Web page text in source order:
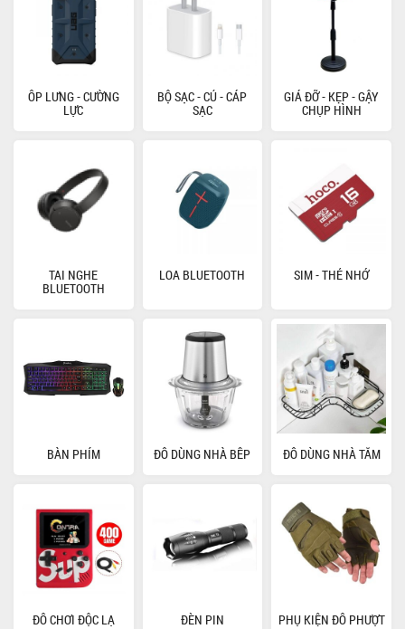
ỐP LƯNG - CƯỜNG
LỰC
BỘ SẠC - CỦ - CÁP
SẠC
GIÁ ĐỠ - KẸP - GẬY
CHỤP HÌNH
TAI NGHE
BLUETOOTH
LOA BLUETOOTH SIM - THẺ NHỚ
BÀN PHÍM ĐỒ DÙNG NHÀ BẾP ĐỒ DÙNG NHÀ TẮM
ĐỒ CHƠI ĐỘC LẠ ĐÈN PIN PHỤ KIỆN ĐỒ PHƯỢT